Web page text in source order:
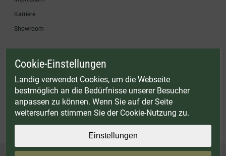
Karriere
Showroom
* Gültig bis einschließlich 17.08.2026. Keine Barauszahlung möglich. Nicht mit
Zubehörartikel. Nicht einlösbar auf bereits rabattierte Sets.
© Landig 1982-2026 (44 Jahre Qualität)
Alle Preise inkl. gesetzl. Mehrwertsteuer, zuzüglich Versandkosten
Weitere Marken oder Shops der Landig + Lava GmbH & Co. KG: LAVA - Vakuumiergeräte
DRY AGER - Reifeschränke|VIESSMANN - Kühlzellen
Cookie-Einstellungen
Landig verwendet Cookies, um die Webseite
bestmöglich an die Bedürfnisse unserer Besucher
anpassen zu können. Wenn Sie auf der Seite
weitersurfen stimmen Sie der Cookie-Nutzung zu.
Einstellungen